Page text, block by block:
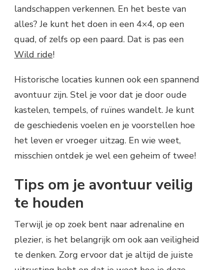
landschappen verkennen. En het beste van
alles? Je kunt het doen in een 4×4, op een
quad, of zelfs op een paard. Dat is pas een
Wild ride!
Historische locaties kunnen ook een spannend
avontuur zijn. Stel je voor dat je door oude
kastelen, tempels, of ruïnes wandelt. Je kunt
de geschiedenis voelen en je voorstellen hoe
het leven er vroeger uitzag. En wie weet,
misschien ontdek je wel een geheim of twee!
Tips om je avontuur veilig
te houden
Terwijl je op zoek bent naar adrenaline en
plezier, is het belangrijk om ook aan veiligheid
te denken. Zorg ervoor dat je altijd de juiste